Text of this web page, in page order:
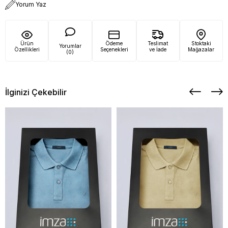
Yorum Yaz
Ürün
Özellikleri
Yorumlar
(0)
Ödeme
Seçenekleri
Teslimat
ve İade
Stoktaki
Mağazalar
İlginizi Çekebilir